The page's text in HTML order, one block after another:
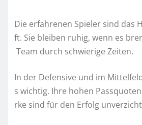
Die erfahrenen Spieler sind das
ft. Sie bleiben ruhig, wenn es
Team durch schwierige Zeiten.
In der Defensive und im
s wichtig. Ihre hohen
rke sind für den Erfolg